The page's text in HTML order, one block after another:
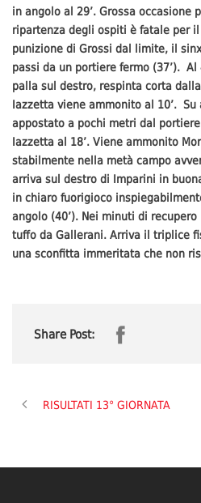
in angolo al 29’. Grossa
ripartenza degli ospiti è fatale per
punizione di Grossi dal limite, il
passi da un portiere fermo (37’).
palla sul destro, respinta corta
Iazzetta viene ammonito al 10’.
appostato a pochi metri dal
Iazzetta al 18’. Viene ammonito
stabilmente nella metà campo
arriva sul destro di Imparini in
in chiaro fuorigioco
angolo (40’). Nei minuti di
tuffo da Gallerani. Arriva il triplice
una sconfitta immeritata che non
Share Post:
RISULTATI 13° GIORNATA